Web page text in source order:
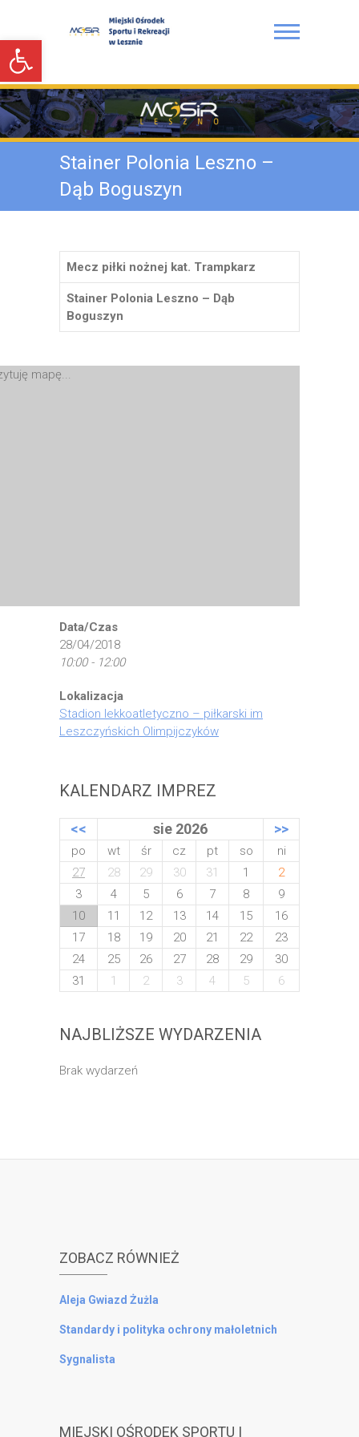
i
t
o
c
o
Miejski Ośrodek Sportu i
Rekreacji w Lesznie
Stainer Polonia Leszno –
Dąb Boguszyn
Mecz piłki nożnej kat. Trampkarz
Stainer Polonia Leszno – Dąb
Boguszyn
mapę...
Data/Czas
28/04/2018
10:00 - 12:00
Lokalizacja
Stadion lekkoatletyczno – piłkarski im
Leszczyńskich Olimpijczyków
KALENDARZ IMPREZ
<< sie 2026 >>
po wt śr cz pt so
ni
27
28 29 30 31 1
2
3
4 5 6 7 8
9
10
11 12 13 14 15
16
17
18 19 20 21 22
23
24
25 26 27 28 29
30
31
1 2 3 4 5 6
NAJBLIŻSZE WYDARZENIA
Brak wydarzeń
ZOBACZ RÓWNIEŻ
Aleja Gwiazd Żużla
Standardy i polityka ochrony małoletnich
Sygnalista
MIEJSKI OŚRODEK SPORTU I
Open toolbar